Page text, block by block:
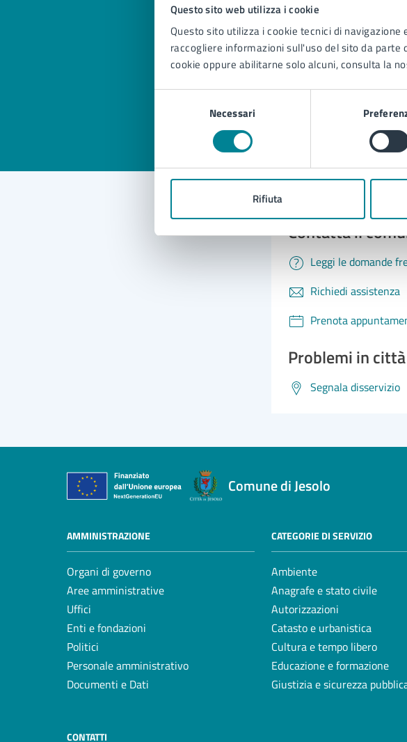
Questo sito web utilizza i cookie
Questo sito utilizza i cookie tecnici di
raccogliere informazioni sull'uso del sito da
cookie oppure abilitarne solo alcuni, consulta la
Necessari
Rifiuta
Quanto sono
pagina?
Valuta 5
Valuta 4 stelle
Valuta 3 stelle su 5
Valuta 2 stelle su 5
Valuta 1 stelle su 5
Contatta il
Leggi le domande
Richiedi assistenza
Prenota
Problemi in città
Segnala disservizio
Comune di Jesolo
AMMINISTRAZIONE
Organi di governo
Aree amministrative
Uffici
Enti e fondazioni
Politici
Personale amministrativo
Documenti e Dati
CATEGORIE DI SERVIZIO
Ambiente
Anagrafe e stato civile
Autorizzazioni
Catasto e urbanistica
Cultura e tempo libero
Educazione e formazione
Giustizia e sicurezza
CONTATTI